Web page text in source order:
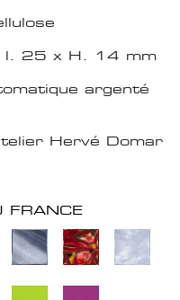
l. 25 x H. 14 mm
argenté
Hervé Domar
FRANCE